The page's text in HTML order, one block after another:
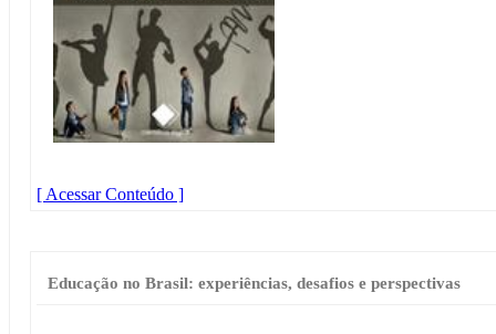
[ Acessar Conteúdo ]
Educação no Brasil: experiências, desafios e perspectivas